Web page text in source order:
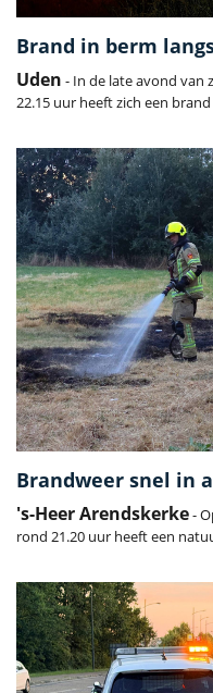
Brand in berm
Uden - In de late avond van
22.15 uur heeft zich een
Brandweer snel in
's-Heer Arendskerke-
rond 21.20 uur heeft een